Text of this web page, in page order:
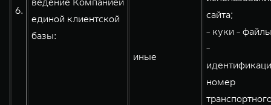
6.
единой клиентской
базы:
иные
сайта;
- куки -
-
номер